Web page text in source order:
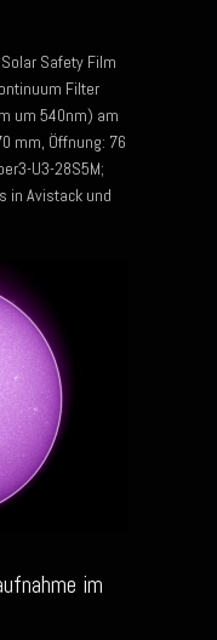
Safety Film
Filter
um 540nm) am
mm, Öffnung: 76
U3-28S5M;
in Avistack und
im